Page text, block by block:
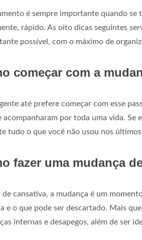
é sempre importante quando se
rápido. As oito dicas seguintes
possível, com o máximo de
começar com a
até prefere começar com esse
acompanharam por toda uma vida. Se
tudo o que você não usou nos
fazer uma mudança
de cansativa, a mudança é um
e o que pode ser descartado. Mais
internas e desapegos, além de ser